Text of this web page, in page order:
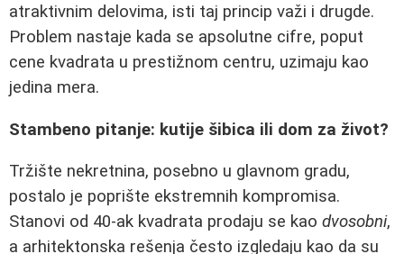
atraktivnim delovima, isti taj princip važi i drugde.
Problem nastaje kada se apsolutne cifre, poput
cene kvadrata u prestižnom centru, uzimaju kao
jedina mera.
Stambeno pitanje: kutije šibica ili dom za život?
Tržište nekretnina, posebno u glavnom gradu,
postalo je poprište ekstremnih kompromisa.
Stanovi od 40-ak kvadrata prodaju se kao dvosobni,
a arhitektonska rešenja često izgledaju kao da su